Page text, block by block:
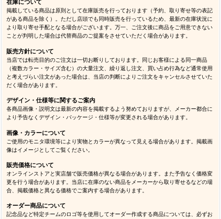
在庫について
掲載している商品は原則として在庫販売を行っております（予約、取り寄せ等の表記
がある商品を除く）。ただし店頭でも同時販売を行っているため、最新の在庫状況に
より取り寄せ手配となる場合がございます。万一、ご注文後に商品をご用意できない
ことが判明した場合は代替商品のご提案をさせていただく場合があります。
販売方針について
当店では転売目的のご注文は一切お断りしております。同じお客様による同一商品
（複数カラー・サイズ含む）の大量注文、繰り返し注文、買い占め行為など通常使用
と考えづらい注文があった場合は、当店の判断によりご注文をキャンセルさせていた
だく場合があります。
デザイン・仕様等に関するご案内
各商品画像・説明文は最新の内容を掲載するよう努めておりますが、メーカー都合に
より予告なくデザイン・パッケージ・仕様等が変更される場合があります。
画像・カラーについて
ご使用のモニタ環境等により実物とカラーが異なって見える場合があります。掲載画
像はイメージとしてご覧ください。
販売価格について
オンラインストアと実店舗で販売価格が異なる場合があります。また予告なく価格変
更を行う場合があります。当店に在庫のない商品をメーカーから取り寄せるなどの場
合、掲載価格と異なる価格でご案内する場合があります。
オーダー商品について
記念品など特定チームのロゴ等を使用してオーダー作成する商品については、必ずお